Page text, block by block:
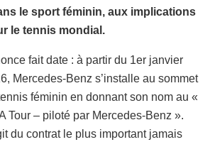
le sport féminin, aux implications
le tennis mondial.
fait date : à partir du 1er janvier
Mercedes-Benz s’installe au sommet
féminin en donnant son nom au «
Tour – piloté par Mercedes-Benz ».
du contrat le plus important jamais